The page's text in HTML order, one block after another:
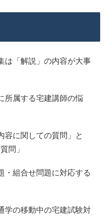
は「解説」の内容が大事
所属する宅建講師の悩
容に関しての質問」と
問」
・組合せ問題に対応する
学の移動中の宅建試験対